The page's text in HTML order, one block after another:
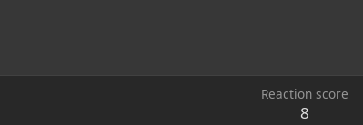
Reaction score
8